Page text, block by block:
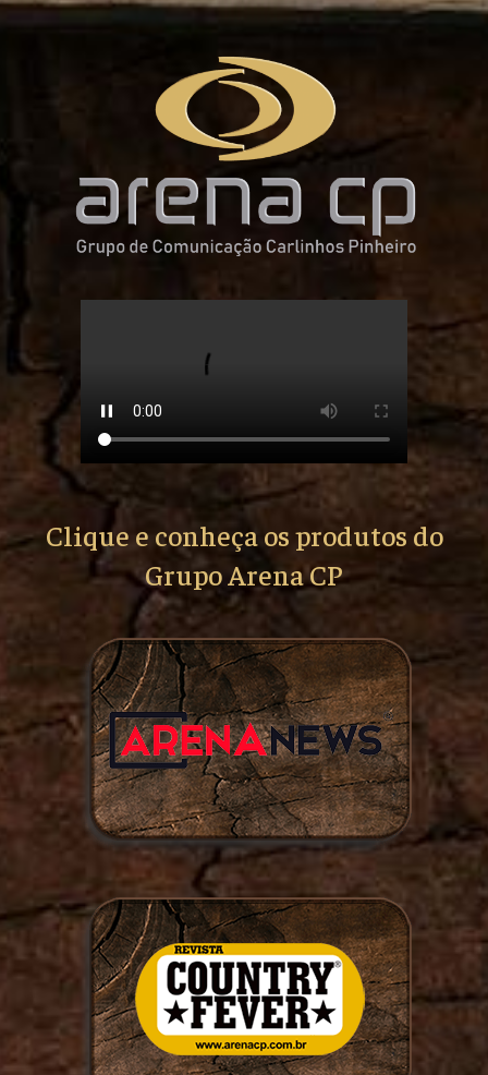
Clique e conheça os produtos do
Grupo Arena CP